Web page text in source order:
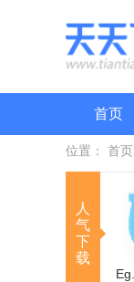
首页
位置： 首页
人
气
下
载